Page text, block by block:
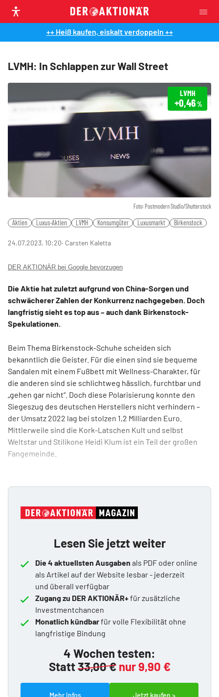
++ Heiß kaufen, eiskalt verdoppeln ++
LVMH: In Schlappen zur Wall Street
Foto: Postmodern Studio/Shutterstock
LVMH
+0,46%
Aktien Luxus-Aktien LVMH Konsumgüter Luxusmarkt Birkenstock
24.07.2023, 10:20‧ Carsten Kaletta
DER AKTIONÄR bei Google bevorzugen
Die Aktie hat zuletzt aufgrund von China-Sorgen und
schwächerer Zahlen der Konkurrenz nachgegeben. Doch
langfristig sieht es top aus – auch dank Birkenstock-
Spekulationen.
Beim Thema Birkenstock-Schuhe scheiden sich
bekanntlich die Geister. Für die einen sind sie bequeme
Sandalen mit einem Fußbett mit Wellness-Charakter, für
die anderen sind sie schlichtweg hässlich, furchtbar und
„gehen gar nicht“. Doch diese Polarisierung konnte den
Siegeszug des deutschen Herstellers nicht verhindern –
der Umsatz 2022 lag bei stolzen 1,2 Milliarden Euro.
Mittlerweile sind die Kork-Latschen Kult und selbst
Weltstar und Stilikone Heidi Klum ist ein Teil der großen
Fangemeinde.
Lesen Sie jetzt weiter
Die 4 aktuellsten Ausgaben als PDF oder online
als Artikel auf der Website lesbar - jederzeit
und überall verfügbar
Zugang zu DER AKTIONÄR+für zusätzliche
Investmentchancen
Monatlich kündbarfür volle Flexibilität ohne
langfristige Bindung
4 Wochen testen:
Statt33,00 € nur 9,90 €